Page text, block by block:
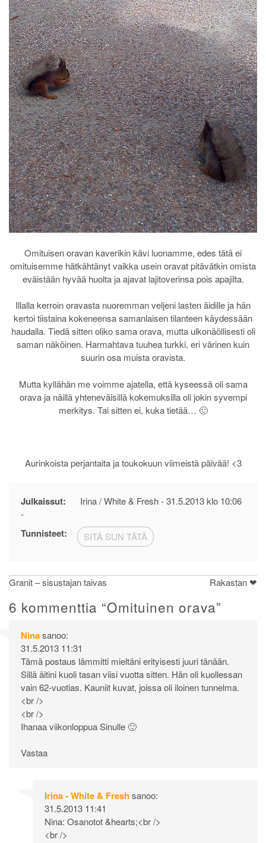
Omituisen oravan kaverikin kävi luonamme, edes tätä ei
omituisemme hätkähtänyt vaikka usein oravat pitävätkin omista
eväistään hyvää huolta ja ajavat lajitoverinsa pois apajilta.
Illalla kerroin oravasta nuoremman veljeni lasten äidille ja hän
kertoi tiistaina kokeneensa samanlaisen tilanteen käydessään
haudalla. Tiedä sitten oliko sama orava, mutta ulkonäöllisesti oli
saman näköinen. Harmahtava tuuhea turkki, eri värinen kuin
suurin osa muista oravista.
Mutta kyllähän me voimme ajatella, että kyseessä oli sama
orava ja näillä yhteneväisillä kokemuksilla oli jokin syvempi
merkitys. Tai sitten ei, kuka tietää… 🙂
Aurinkoista perjantaita ja toukokuun viimeistä päivää! <3
Julkaissut: Irina / White & Fresh -31.5.2013 klo 10:06
-
Tunnisteet: SITÄ SUN TÄTÄ
Artikkelien
selaus
Granit – sisustajan taivas Rakastan ❤
6 kommenttia “Omituinen orava”
Ninasanoo:
31.5.2013 11:31
Tämä postaus lämmitti mieltäni erityisesti juuri tänään.
Sillä äitini kuoli tasan viisi vuotta sitten. Hän oli kuollessan
vain 62-vuotias. Kauniit kuvat, joissa oli iloinen tunnelma.
<br />
<br />
Ihanaa viikonloppua Sinulle 🙂
Vastaa
Irina - White & Freshsanoo:
31.5.2013 11:41
Nina: Osanotot &hearts;<br />
<br />